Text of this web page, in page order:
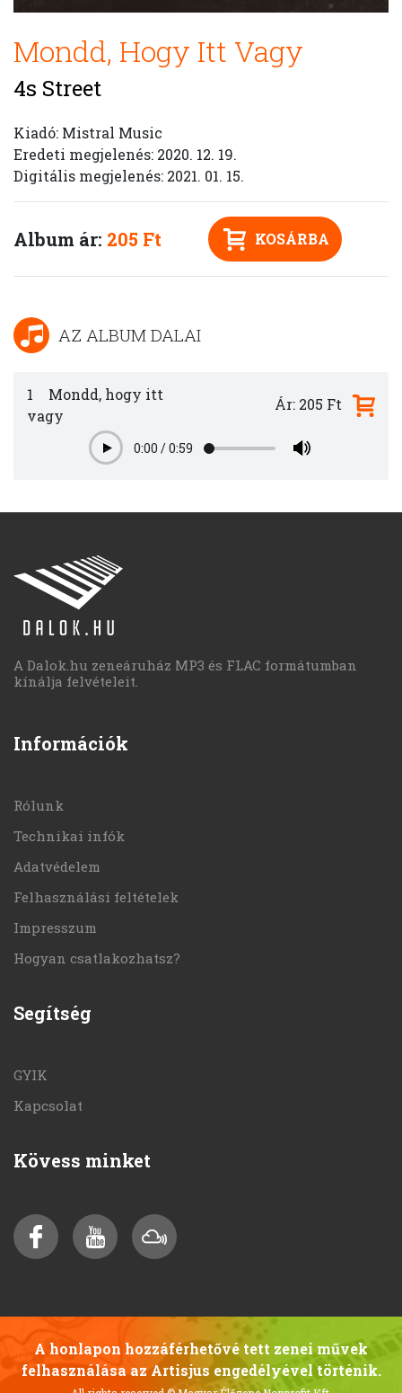
Mondd, Hogy Itt Vagy
4s Street
Kiadó: Mistral Music
Eredeti megjelenés: 2020. 12. 19.
Digitális megjelenés: 2021. 01. 15.
Album ár: 205 Ft KOSÁRBA
AZ ALBUM DALAI
1
Mondd, hogy itt
vagy
Play0:00 /0:59
Ár: 205 Ft
A Dalok.hu zeneáruház MP3 és FLAC formátumban
kínálja felvételeit.
Információk
Rólunk
Technikai infók
Adatvédelem
Felhasználási feltételek
Impresszum
Hogyan csatlakozhatsz?
Segítség
GYIK
Kapcsolat
Kövess minket
A honlapon hozzáférhetővé tett zenei művek
felhasználása az Artisjus engedélyével történik.